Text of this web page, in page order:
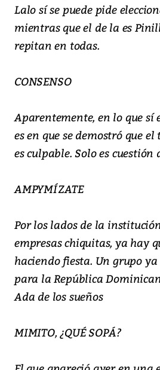
Lalo sí se puede pide
mientras que el de la es
repitan en todas.
CONSENSO
Aparentemente, en lo que sí
es en que se demostró que
es culpable. Solo es cuestión
AMPYMÍZATE
Por los lados de la
empresas chiquitas, ya hay
haciendo fiesta. Un grupo ya
para la República
Ada de los sueños
MIMITO, ¿QUÉ SOPÁ?